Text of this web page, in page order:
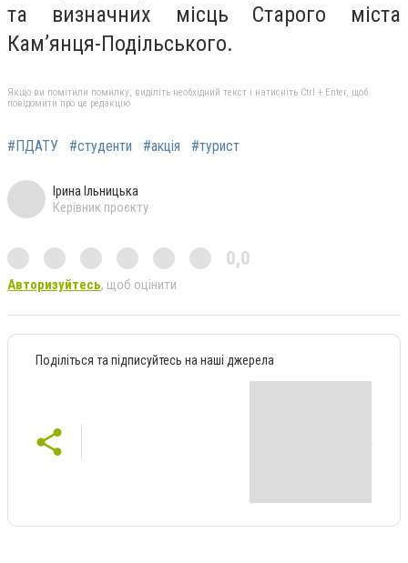
та визначних місць Старого міста
Кам’янця-Подільського.
Якщо ви помітили помилку, виділіть необхідний текст і натисніть Ctrl + Enter, щоб
повідомити про це редакцію
#ПДАТУ #студенти #акція #турист
Ірина Ільницька
Керівник проєкту
0,0
Авторизуйтесь, щоб оцінити
Поділіться та підписуйтесь на наші джерела